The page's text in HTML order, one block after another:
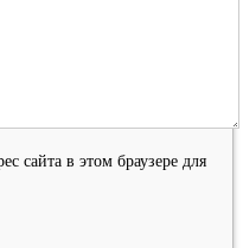
сайта в этом браузере для